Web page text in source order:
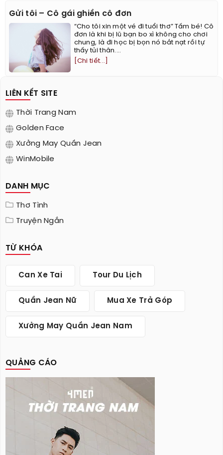
Gửi tôi – Cô gái ghiền cô đơn
“Cho tôi xin một vé đi tuổi thơ” Tấm bé! Cô
đơn là khi bị lũ bạn bo xì không cho chơi
chung, là đi học bị bọn nó bắt nạt rồi tự
thấy tủi thân....
[Chi tiết...]
LIÊN KẾT SITE
Thời Trang Nam
Golden Face
Xưởng May Quần Jean
WinMobile
DANH MỤC
Thơ Tình
Truyện Ngắn
TỪ KHÓA
Can Xe Tai Tour Du Lịch
Quần Jean Nữ Mua Xe Trả Góp
Xưởng May Quần Jean Nam
QUẢNG CÁO